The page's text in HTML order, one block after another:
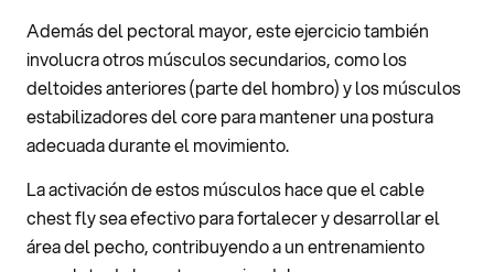
Además del pectoral mayor, este ejercicio también
involucra otros músculos secundarios, como los
deltoides anteriores (parte del hombro) y los músculos
estabilizadores del core para mantener una postura
adecuada durante el movimiento.
La activación de estos músculos hace que el cable
chest fly sea efectivo para fortalecer y desarrollar el
área del pecho, contribuyendo a un entrenamiento